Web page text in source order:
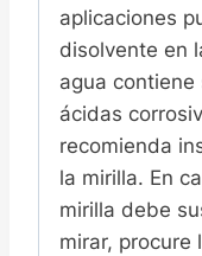
aplicaciones
disolvente en
agua
ácidas
recomienda
la mirilla. En
mirilla debe
mirar, procure